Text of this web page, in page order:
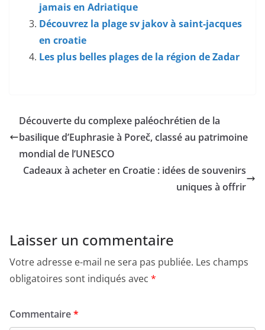
jamais en Adriatique
Découvrez la plage sv jakov à saint-jacques
en croatie
Les plus belles plages de la région de Zadar
Découverte du complexe paléochrétien de la
basilique d’Euphrasie à Poreč, classé au patrimoine
mondial de l’UNESCO
Cadeaux à acheter en Croatie : idées de souvenirs
uniques à offrir
Laisser un commentaire
Votre adresse e-mail ne sera pas publiée. Les champs
obligatoires sont indiqués avec *
Commentaire*